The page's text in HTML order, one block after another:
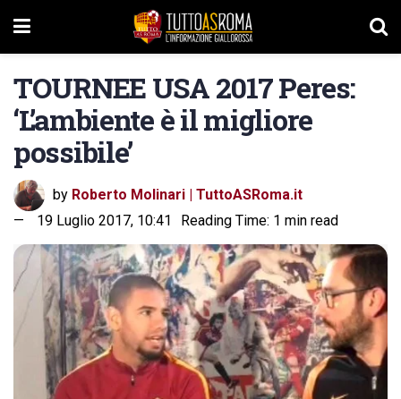
TOURNEE USA 2017 Peres:
‘L’ambiente è il migliore
possibile’
by Roberto Molinari | TuttoASRoma.it
19 Luglio 2017, 10:41
Reading Time: 1 min read